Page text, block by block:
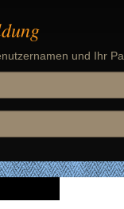
und Ihr